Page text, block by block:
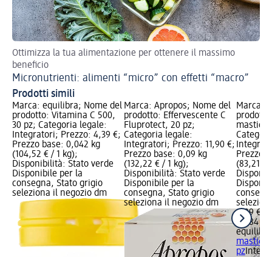
Ottimizza la tua alimentazione per ottenere il massimo
beneficio
Micronutrienti: alimenti “micro” con effetti “macro”
Prodotti simili
Marca: equilibra; Nome del
prodotto: Vitamina C 500,
30 pz; Categoria legale:
Integratori; Prezzo: 4,39 €;
Prezzo base: 0,042 kg
(104,52 € / 1 kg);
Disponibilità: Stato verde
Disponibile per la
consegna, Stato grigio
seleziona il negozio dm
Marca: Apropos; Nome del
prodotto: Effervescente C
Fluprotect, 20 pz;
Categoria legale:
Integratori; Prezzo: 11,90 €;
Prezzo base: 0,09 kg
(132,22 € / 1 kg);
Disponibilità: Stato verde
Disponibile per la
consegna, Stato grigio
seleziona il negozio dm
Marca:
Prezzo
(83,21 €
6,99 €
0,084
equilibra
pz